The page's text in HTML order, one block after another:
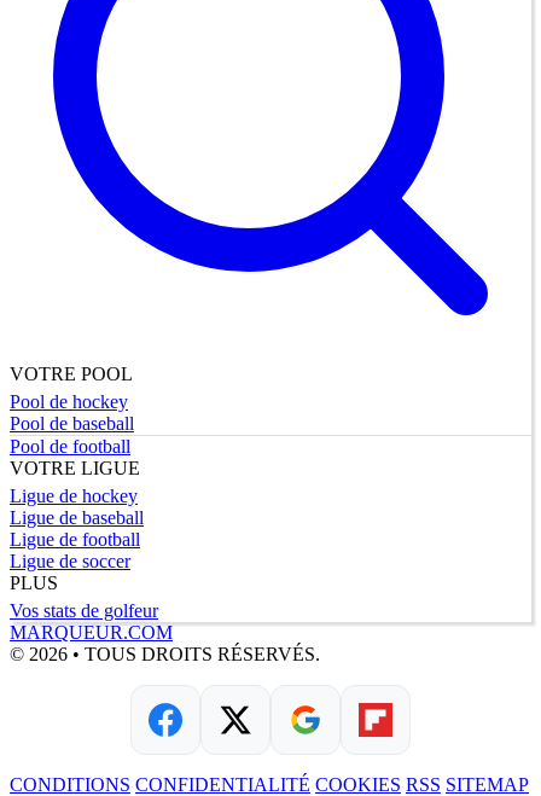
VOTRE POOL
Pool de hockey
Pool de baseball
Pool de football
VOTRE LIGUE
Ligue de hockey
Ligue de baseball
Ligue de football
Ligue de soccer
PLUS
Vos stats de golfeur
MARQUEUR.COM
© 2026 • TOUS DROITS RÉSERVÉS.
CONDITIONS CONFIDENTIALITÉ COOKIES RSS SITEMAP